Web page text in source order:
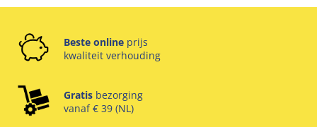
Beste online prijs
kwaliteit verhouding
Gratis bezorging
vanaf € 39 (NL)